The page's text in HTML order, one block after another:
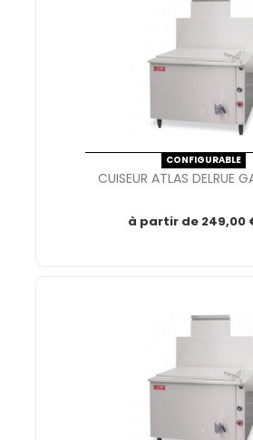
CONFIGURABLE
CUISEUR ATLAS DELRUE
à partir de 249,00